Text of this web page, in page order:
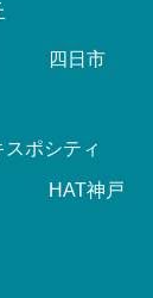
四日市
スポシティ
HAT神戸